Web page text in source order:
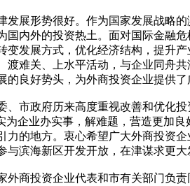
展形势很好。作为国家发展战略
国内外的投资热土。面对国际金融
变发展方式，优化经济结构，提升
渡难关、上水平活动，与企业同舟
的良好势头，为外商投资企业提供
市政府历来高度重视改善和优化
为企业办实事，解难题，营造更加
力的地方。衷心希望广大外商投资
与滨海新区开发开放，在津谋求更大
外商投资企业代表和市有关部门负责